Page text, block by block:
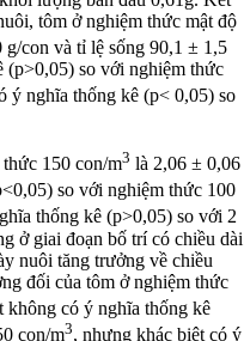
tôm ở nghiệm thức mật độ
con và tỉ lệ sống 90,1 ± 1,5
(p>0,05) so với nghiệm thức
ý nghĩa thống kê (p< 0,05) so
150 con/m3 là 2,06 ± 0,06
so với nghiệm thức 100
thống kê (p>0,05) so với 2
ở giai đoạn bố trí có chiều dài
nuôi tăng trưởng về chiều
đối của tôm ở nghiệm thức
không có ý nghĩa thống kê
con/m3, nhưng khác biệt có ý